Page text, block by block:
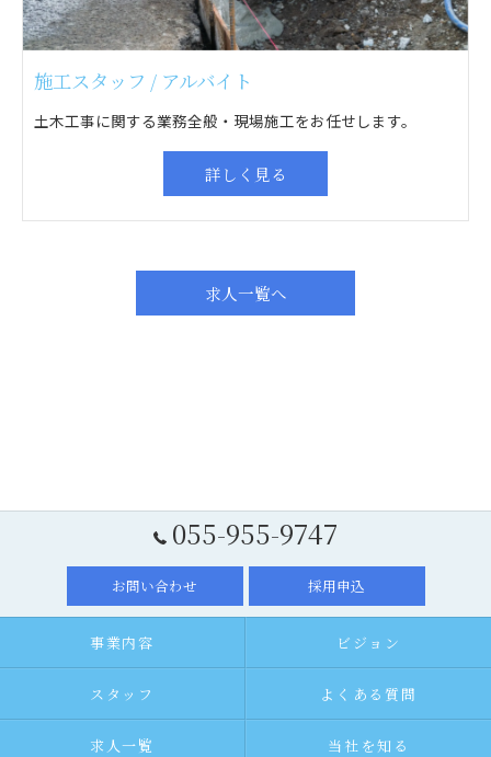
施工スタッフ / アルバイト
土木工事に関する業務全般・現場施工をお任せします。
詳しく見る
求人一覧へ
055-955-9747
お問い合わせ 採用申込
事業内容 ビジョン
スタッフ よくある質問
求人一覧 当社を知る